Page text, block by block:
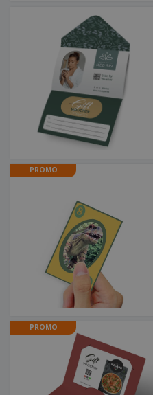
PROMO
PROMO